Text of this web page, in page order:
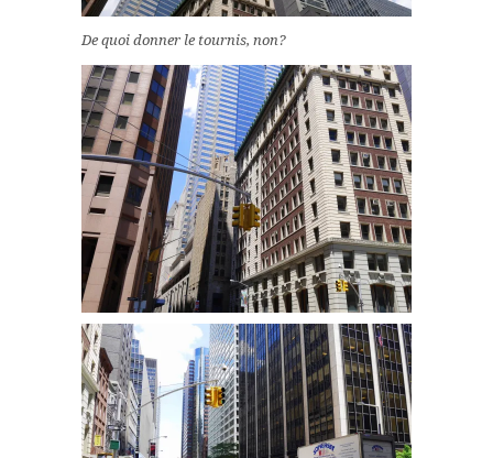
De quoi donner le tournis, non?